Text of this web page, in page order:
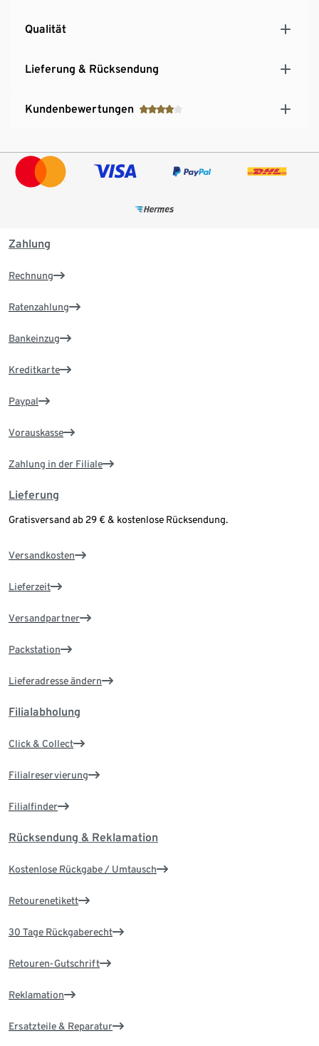
Qualität
Lieferung & Rücksendung
Kundenbewertungen
Zahlung
Rechnung
Ratenzahlung
Bankeinzug
Kreditkarte
Paypal
Vorauskasse
Zahlung in der Filiale
Lieferung
Gratisversand ab 29 € & kostenlose Rücksendung.
Versandkosten
Lieferzeit
Versandpartner
Packstation
Lieferadresse ändern
Filialabholung
Click & Collect
Filialreservierung
Filialfinder
Rücksendung & Reklamation
Kostenlose Rückgabe / Umtausch
Retourenetikett
30 Tage Rückgaberecht
Retouren-Gutschrift
Reklamation
Ersatzteile & Reparatur